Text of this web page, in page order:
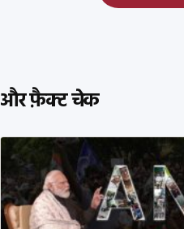
और फ़ैक्ट चेक